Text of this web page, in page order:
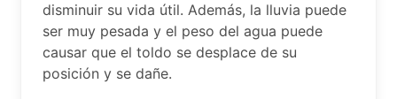
disminuir su vida útil. Además, la lluvia puede
ser muy pesada y el peso del agua puede
causar que el toldo se desplace de su
posición y se dañe.